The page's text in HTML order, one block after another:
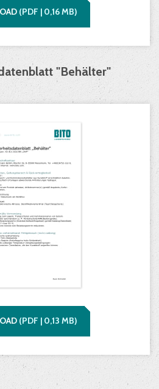
(PDF | 0,16MB)
"Behälter"
(PDF | 0,13 MB)